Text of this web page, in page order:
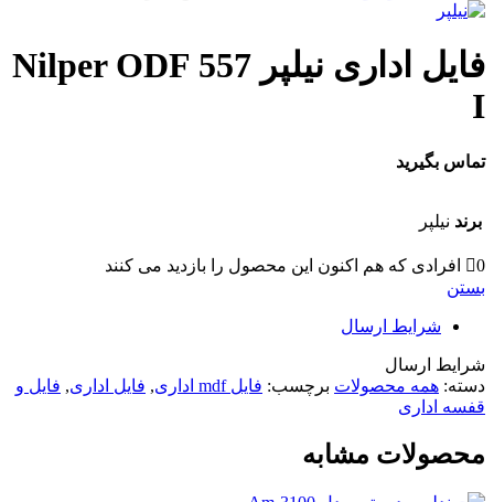
فایل اداری نیلپر Nilper ODF 557
I
تماس بگیرید
برند نیلپر
0
افرادی که هم اکنون این محصول را بازدید می کنند
بستن
شرایط ارسال
شرایط ارسال
دسته: همه محصولات برچسب: فایل mdf اداری , فایل اداری, فایل و
قفسه اداری
محصولات مشابه